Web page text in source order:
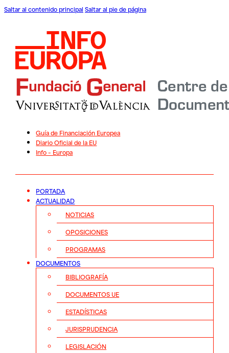
Saltar al contenido principal Saltar al pie de página
Guía de Financiación Europea
Diario Oficial de la EU
Info – Europa
PORTADA
ACTUALIDAD
NOTICIAS
OPOSICIONES
PROGRAMAS
DOCUMENTOS
BIBLIOGRAFÍA
DOCUMENTOS UE
ESTADÍSTICAS
JURISPRUDENCIA
LEGISLACIÓN